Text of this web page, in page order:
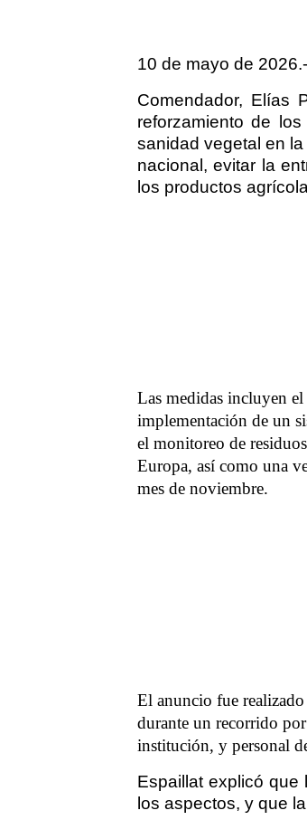
10 de mayo de 2026.-
Comendador, Elías
reforzamiento de
sanidad vegetal en
nacional, evitar la
los productos
Las medidas incluyen
implementación de un
el monitoreo de
Europa, así como una
mes de noviembre.
El anuncio fue
durante un recorrido
institución, y personal
Espaillat explicó
los aspectos, y que